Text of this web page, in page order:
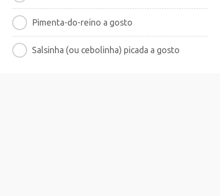
Pimenta-do-reino a gosto
Salsinha (ou cebolinha) picada a gosto